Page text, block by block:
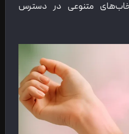
متنوعی در دسترس